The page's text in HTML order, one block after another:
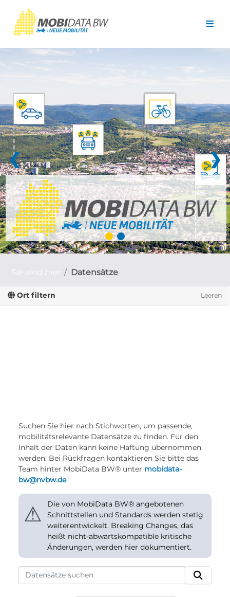
❮ ❯
Datensätze
Ort filtern Leeren
Suchen Sie hier nach Stichworten, um passende,
mobilitätsrelevante Datensätze zu finden. Für den
Inhalt der Daten kann keine Haftung übernommen
werden. Bei Rückfragen kontaktieren Sie bitte das
Team hinter MobiData BW® unter mobidata-
bw@nvbw.de.
⚠
Die von MobiData BW® angebotenen
Schnittstellen und Standards werden stetig
weiterentwickelt. Breaking Changes, das
heißt nicht-abwärtskompatible kritische
Änderungen, werden hier dokumentiert.